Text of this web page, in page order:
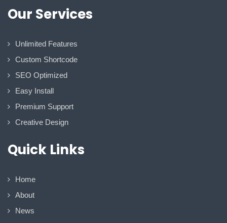
Our Services
Unlimited Features
Custom Shortcode
SEO Optimized
Easy Install
Premium Support
Creative Design
Quick Links
Home
About
News